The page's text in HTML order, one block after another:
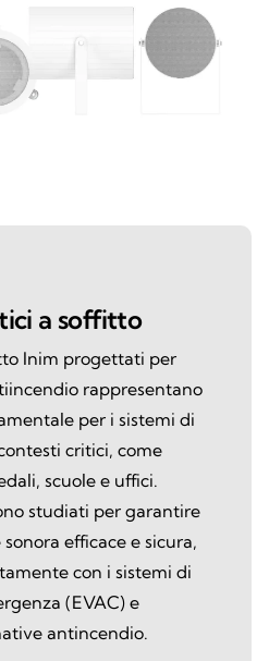
a soffitto
Inim progettati per
rappresentano
per i sistemi di
critici, come
scuole e uffici.
studiati per garantire
efficace e sicura,
con i sistemi di
(EVAC) e
antincendio.